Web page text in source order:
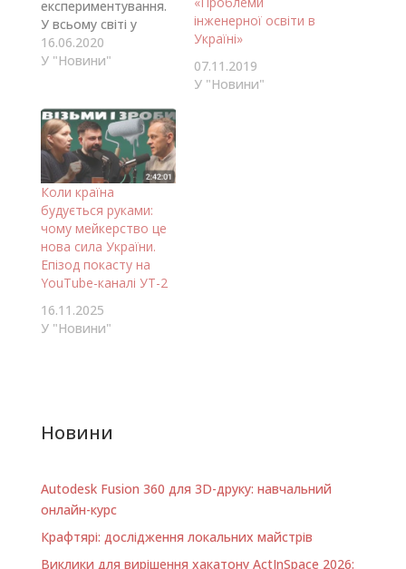
експериментування.
У всьому світі у
містах живе
більшість людей, ніж
стикаються з
викликами. Ми
бачимо що такі
системи як
транспортна, їжа,
охорона здоров’я,
освіта та
державного
керування не готові
до масштабів
16.06.2020
У "Новини"
інженерної освіти в
Україні»
07.11.2019
У "Новини"
Коли країна
будується руками:
чому мейкерство це
нова сила України.
Епізод покасту на
YouTube-каналі УТ-2
16.11.2025
У "Новини"
Новини
Autodesk Fusion 360 для 3D-друку: навчальний
онлайн-курс
Крафтярі: дослідження локальних майстрів
Виклики для вирішення хакатону ActInSpace 2026: